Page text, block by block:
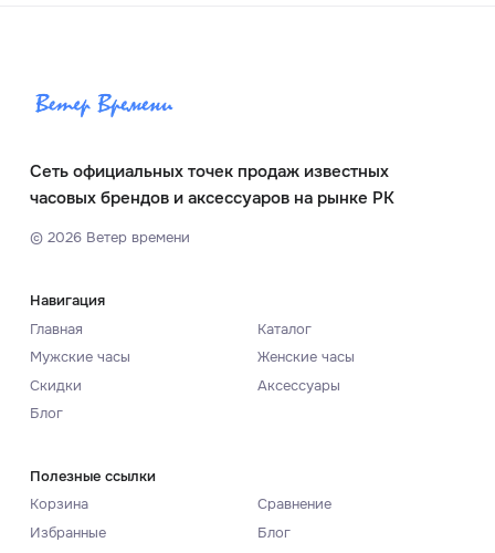
Сеть официальных точек продаж известных
часовых брендов и аксессуаров на рынке РК
© 2026Ветер времени
Навигация
Главная
Каталог
Мужские часы
Женские часы
Скидки
Аксессуары
Блог
Полезные ссылки
Корзина
Сравнение
Избранные
Блог